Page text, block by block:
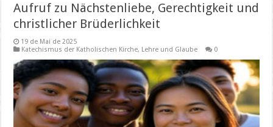
Aufruf zu Nächstenliebe, Gerechtigkeit und
christlicher Brüderlichkeit
19 de Mai de 2025
Katechismus der Katholischen Kirche, Lehre und Glaube 0